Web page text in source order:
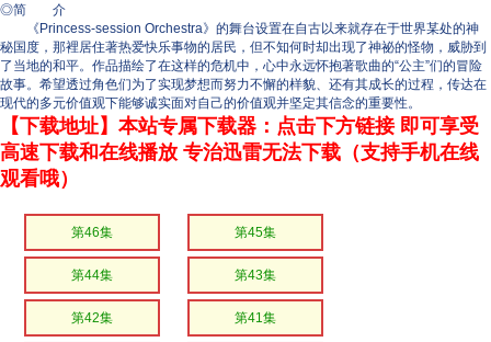
◎简 介
《Princess-session Orchestra》的舞台设置在自古以来就存在于世界某处的神
秘国度，那裡居住著热爱快乐事物的居民，但不知何时却出现了神祕的怪物，威胁到
了当地的和平。作品描绘了在这样的危机中，心中永远怀抱著歌曲的“公主”们的冒险
故事。希望透过角色们为了实现梦想而努力不懈的样貌、还有其成长的过程，传达在
现代的多元价值观下能够诚实面对自己的价值观并坚定其信念的重要性。
【下载地址】本站专属下载器：点击下方链接 即可享受
高速下载和在线播放 专治迅雷无法下载（支持手机在线
观看哦）
第46集 第45集
第44集 第43集
第42集 第41集